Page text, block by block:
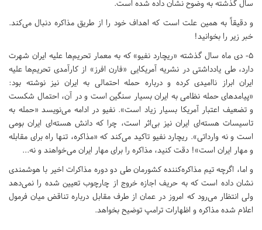
سال گذشته به وضوح نشان داده شده است.
و دقیقاً به همین علت است که اهداف خود را از طریق مذاکره دنبال می‌کند.
خبر زیر را بخوانید!
۵- دی ماه سال گذشته «ریچارد نفیو‌» که به معمار تحریم‌ها علیه ایران شهرت
دارد، طی یادداشتی در نشریه آمریکایی «فارن افرز» از کارآمدی تحریم‌ها علیه
ایران ابراز نا‌امیدی کرده و درباره حمله احتمالی به ایران نیز نوشته بود:
«پیامدهای حمله نظامی به ایران بسیار سنگین است و در آن، احتمال شکست
و تضعیف اعتبار آمریکا بسیار زیاد است»‌. نفیو در ادامه می‌نویسد «حمله به
تاسیسات هسته‌ای ایران نیز بی‌اثر است، چرا که دانش هسته‌ای ایران بومی
است و نه وارداتی». ریچارد نفیو تاکید می‌کند که «‌مذاکره، تنها راه برای مقابله
و مهار ایران است‌»! دقت کنید، مذاکره را برای مهار ایران می‌خواهند و نه‌...
و اما، اگرچه تیم مذاکره‌کننده کشورمان طی دو دوره مذاکرات اخیر با هوشمندی
نشان داده است که به حریف اجازه خروج از چارچوب تعیین شده را نمی‌دهد
ولی انتظار می‌رود که امروز در عمان از طرف مقابل درباره تناقض میان فرمول
اعلام شده مذاکره و اظهارات ترامپ توضیح بخواهد.